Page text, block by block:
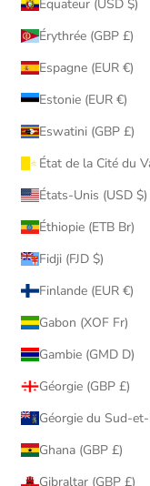
Équateur (USD $)
Érythrée (GBP £)
Espagne (EUR €)
Estonie (EUR €)
Eswatini (GBP £)
État de la Cité du
États-Unis (USD $)
Éthiopie (ETB Br)
Fidji (FJD $)
Finlande (EUR €)
Gabon (XOF Fr)
Gambie (GMD D)
Géorgie (GBP £)
Géorgie du Sud-
Ghana (GBP £)
Gibraltar (GBP £)